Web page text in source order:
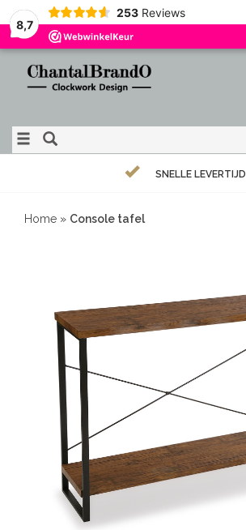
8,7
253 Reviews
SNELLE LEVERTIJD
Home » Console tafel